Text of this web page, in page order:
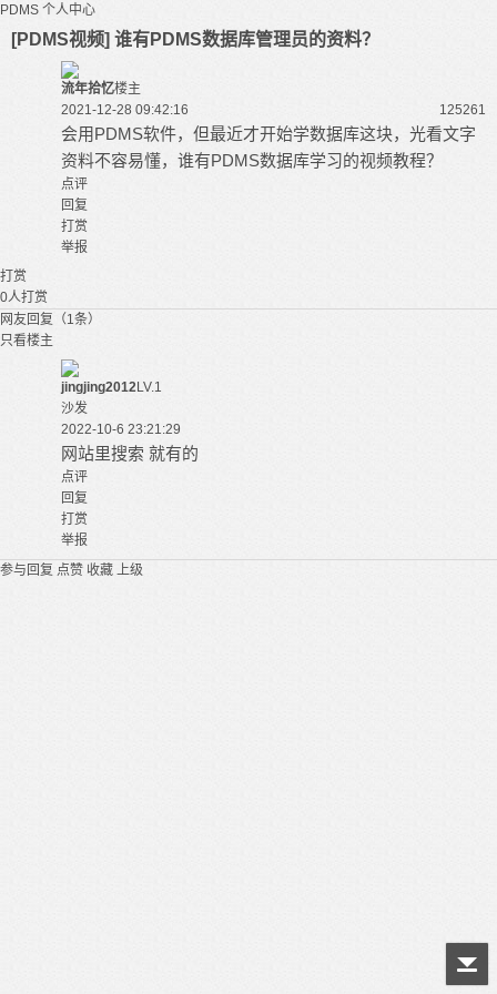
PDMS 个人中心
[PDMS视频] 谁有PDMS数据库管理员的资料？
流年拾忆楼主
2021-12-28 09:42:16
125261
会用PDMS软件，但最近才开始学数据库这块，光看文字
资料不容易懂，谁有PDMS数据库学习的视频教程？
点评
回复
打赏
举报
打赏
0人打赏
网友回复（1条）
只看楼主
jingjing2012LV.1
沙发
2022-10-6 23:21:29
网站里搜索 就有的
点评
回复
打赏
举报
参与回复 点赞 收藏 上级